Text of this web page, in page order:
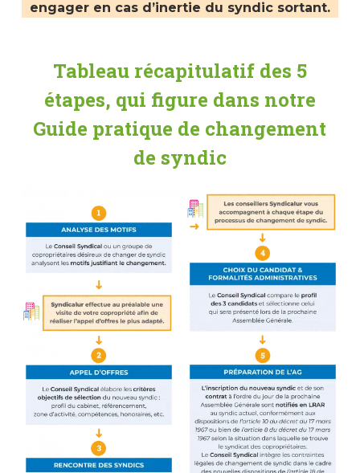
engager en cas d’inertie du syndic sortant.
Tableau récapitulatif des 5
étapes, qui figure dans notre
Guide pratique de changement
de syndic